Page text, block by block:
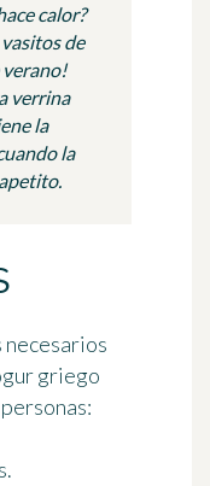
calor?
de
verano!
verrina
la
la
griego
: